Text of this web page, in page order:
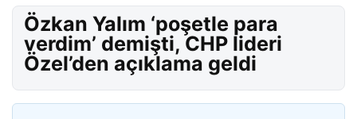
Özkan Yalım ‘poşetle para
verdim’ demişti, CHP lideri
Özel’den açıklama geldi